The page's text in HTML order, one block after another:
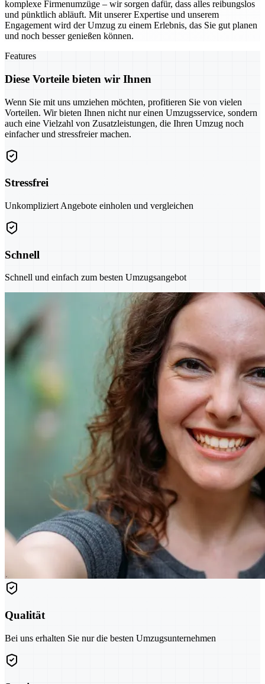
komplexe Firmenumzüge – wir sorgen dafür, dass alles reibungslos
und pünktlich abläuft. Mit unserer Expertise und unserem
Engagement wird der Umzug zu einem Erlebnis, das Sie gut planen
und noch besser genießen können.
Features
Diese Vorteile bieten wir Ihnen
Wenn Sie mit uns umziehen möchten, profitieren Sie von vielen
Vorteilen. Wir bieten Ihnen nicht nur einen Umzugsservice, sondern
auch eine Vielzahl von Zusatzleistungen, die Ihren Umzug noch
einfacher und stressfreier machen.
Stressfrei
Unkompliziert Angebote einholen und vergleichen
Schnell
Schnell und einfach zum besten Umzugsangebot
Qualität
Bei uns erhalten Sie nur die besten Umzugsunternehmen